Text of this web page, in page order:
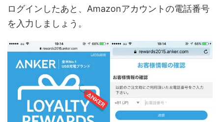
ログインしたあと、Amazonアカウントの電話番号
を入力しましょう。